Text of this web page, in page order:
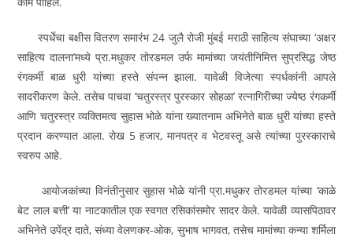
स्पर्धेचा बक्षीस वितरण समारंभ 24 जुलै रोजी मुंबई मराठी साहित्य संघाच्या ‘अक्षर
साहित्य दालना’मध्ये प्रा.मधुकर तोरडमल उर्फ मामांच्या जयंतीनिमित्त सुप्रसिद्ध जेष्ठ
रंगकर्मी बाळ धुरी यांच्या हस्ते संपन्न झाला. यावेळी विजेत्या स्पर्धकांनी आपले
सादरीकरण केले. तसेच पाचवा ‘चतुरस्त्र पुरस्कार सोहळा’ रत्नागिरीच्या ज्येष्ठ रंगकर्मी
आणि चतुरस्त्र व्यक्तिमत्व सुहास भोळे यांना ख्यातनाम अभिनेते बाळ धुरी यांच्या हस्ते
प्रदान करण्यात आला. रोख 5 हजार, मानपत्र व भेटवस्तू असे त्यांच्या पुरस्काराचे
स्वरुप आहे.
आयोजकांच्या विनंतीनुसार सुहास भोळे यांनी प्रा.मधुकर तोरडमल यांच्या ‘काळे
बेट लाल बत्ती’ या नाटकातील एक स्वगत रसिकांसमोर सादर केले. यावेळी व्यासपिठावर
अभिनेते उपेंद्र दाते, संध्या वेलणकर-ओक, सुभाष भागवत, तसेच मामांच्या कन्या शर्मिला